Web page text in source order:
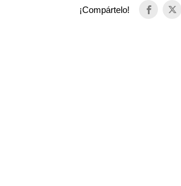
¡Compártelo!